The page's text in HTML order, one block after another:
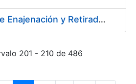
Contratación de Enajenación y Retirada de Recortes Sobrantes y Desperdicios de Papel Impreso y No Impreso durante 2018
201 - 210 de 486